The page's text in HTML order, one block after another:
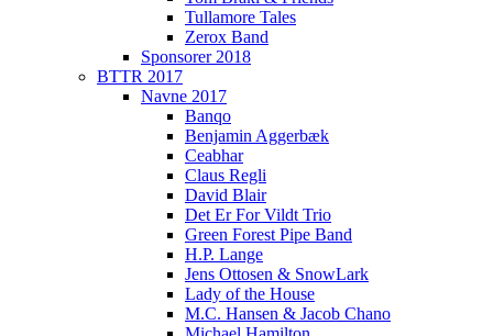
Tullamore Tales
Zerox Band
Sponsorer 2018
BTTR 2017
Navne 2017
Banqo
Benjamin Aggerbæk
Ceabhar
Claus Regli
David Blair
Det Er For Vildt Trio
Green Forest Pipe Band
H.P. Lange
Jens Ottosen & SnowLark
Lady of the House
M.C. Hansen & Jacob Chano